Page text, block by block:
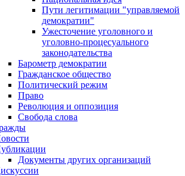
Пути легитимации "управляемой
демократии"
Ужесточение уголовного и
уголовно-процесуального
законодательства
Барометр демократии
Гражданское общество
Политический режим
Право
Революция и оппозиция
Свобода слова
Документы других организаций